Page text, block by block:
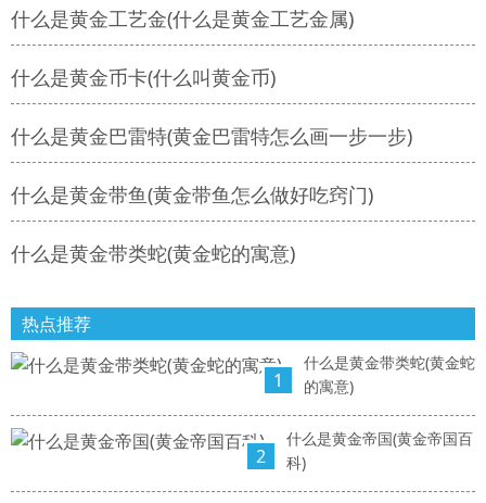
什么是黄金工艺金(什么是黄金工艺金属)
什么是黄金币卡(什么叫黄金币)
什么是黄金巴雷特(黄金巴雷特怎么画一步一步)
什么是黄金带鱼(黄金带鱼怎么做好吃窍门)
什么是黄金带类蛇(黄金蛇的寓意)
热点推荐
1
什么是黄金带类蛇(黄金蛇
的寓意)
2
什么是黄金帝国(黄金帝国百
科)